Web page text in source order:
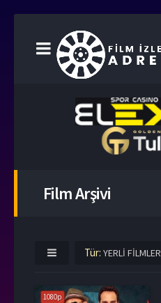
Film Arşivi
Tür: YERLİ FİLMLER
1080p